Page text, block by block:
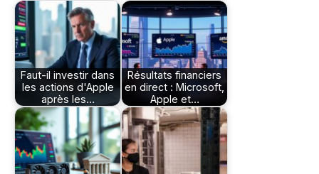
Faut-il investir dans
les actions d'Apple
après les…
Résultats financiers
en direct : Microsoft,
Apple et…